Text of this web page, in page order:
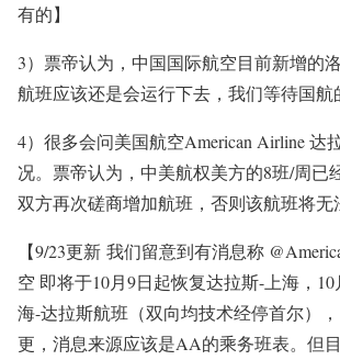
有的】
3）票帝认为，中国国际航空目前新增的
航班应该还是会运行下去，我们等待国航
4）很多会问美国航空American Airline 达
况。票帝认为，中美航权美方的8班/周已
双方再次磋商增加航班，否则该航班将无
【9/23更新 我们留意到有消息称
空 即将于10月9日起恢复达拉斯-上海，10
海-达拉斯航班（双向均技术经停首尔）
更，消息来源应该是AA的乘务班表。但